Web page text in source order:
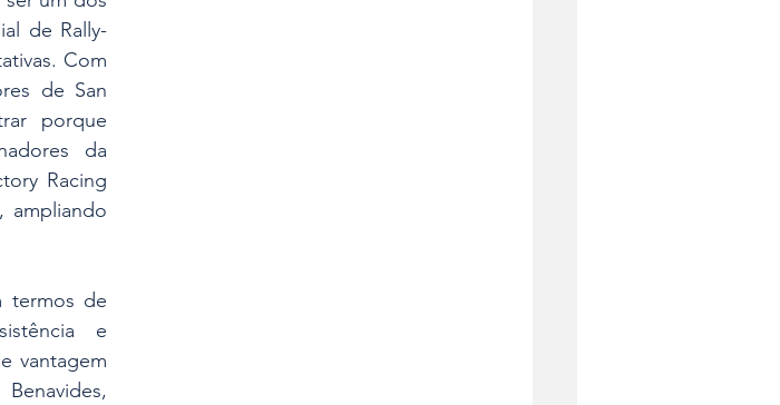
de Rally-
Com
de San
porque
da
Racing
ampliando
termos de
e
vantagem